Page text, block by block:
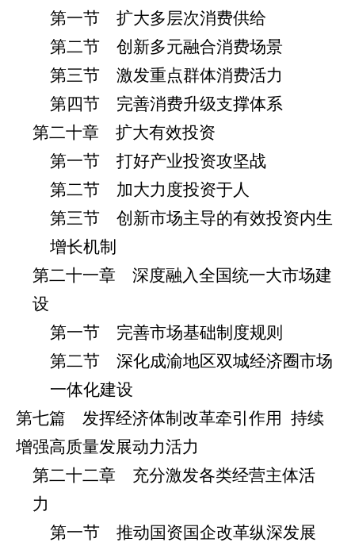
第一节 扩大多层次消费供给
第二节 创新多元融合消费场景
第三节 激发重点群体消费活力
第四节 完善消费升级支撑体系
第二十章 扩大有效投资
第一节 打好产业投资攻坚战
第二节 加大力度投资于人
第三节 创新市场主导的有效投资内生
增长机制
第二十一章 深度融入全国统一大市场建
设
第一节 完善市场基础制度规则
第二节 深化成渝地区双城经济圈市场
一体化建设
第七篇 发挥经济体制改革牵引作用 持续
增强高质量发展动力活力
第二十二章 充分激发各类经营主体活
力
第一节 推动国资国企改革纵深发展